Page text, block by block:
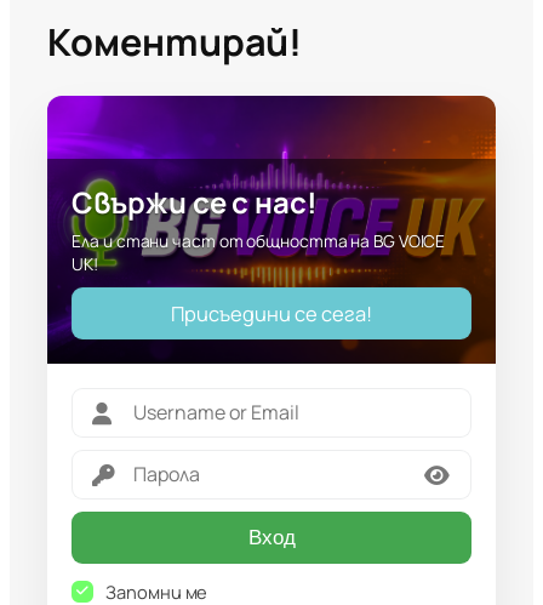
Коментирай!
Свържи се с нас!
Ела и стани част от общността на BG VOICE
UK!
Присъедини се сега!
Вход
Запомни ме